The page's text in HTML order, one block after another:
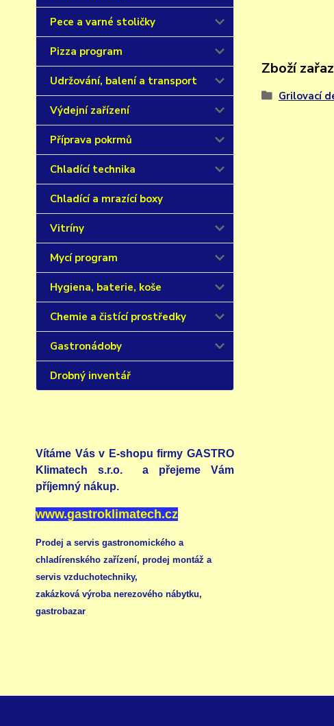
Pece a varné stoličky
Pizza program
Udržování, balení a transport
Výdejní zařízení
Příprava pokrmů
Chladící technika
Chladící a mrazící boxy
Vitríny
Mycí program
Hygiena, baterie, koše
Chemie a čistící prostředky
Gastronádoby
Drobný inventář
Vítáme Vás v E-shopu firmy GASTRO
Klimatech s.r.o. a přejeme Vám
příjemný nákup.
www.gastroklimatech.cz
Prodej a servis gastronomického a
chladírenského zařízení, prodej montáž a
servis vzduchotechniky,
zakázková výroba nerezového nábytku,
gastrobazar
Zboží
Grilovací